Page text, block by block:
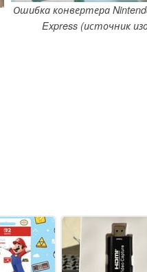
Ошибка конвертера
Express (источник